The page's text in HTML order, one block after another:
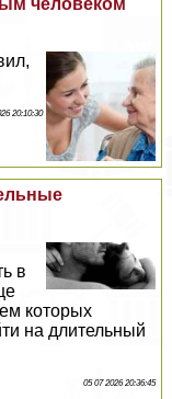
человеком
20:10:30
в
которых
на длительный
05 07 2026 20:36:45